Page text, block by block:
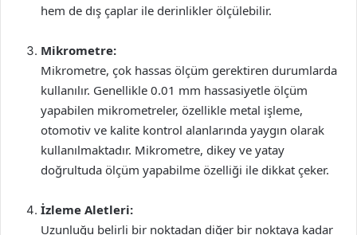
hem de dış çaplar ile derinlikler ölçülebilir.
Mikrometre:
Mikrometre, çok hassas ölçüm gerektiren durumlarda
kullanılır. Genellikle 0.01 mm hassasiyetle ölçüm
yapabilen mikrometreler, özellikle metal işleme,
otomotiv ve kalite kontrol alanlarında yaygın olarak
kullanılmaktadır. Mikrometre, dikey ve yatay
doğrultuda ölçüm yapabilme özelliği ile dikkat çeker.
İzleme Aletleri:
Uzunluğu belirli bir noktadan diğer bir noktaya kadar